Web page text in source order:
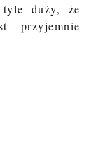
duży, że
przyjemnie